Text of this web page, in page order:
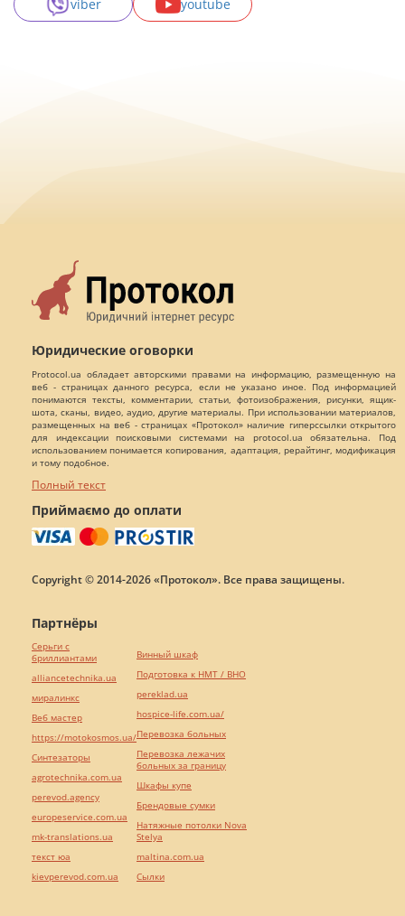
viber
youtube
Юридические оговорки
Protocol.ua обладает авторскими правами на информацию, размещенную на
веб - страницах данного ресурса, если не указано иное. Под информацией
понимаются тексты, комментарии, статьи, фотоизображения, рисунки, ящик-
шота, сканы, видео, аудио, другие материалы. При использовании материалов,
размещенных на веб - страницах «Протокол» наличие гиперссылки открытого
для индексации поисковыми системами на protocol.ua обязательна. Под
использованием понимается копирования, адаптация, рерайтинг, модификация
и тому подобное.
Полный текст
Приймаємо до оплати
Copyright © 2014-2026 «Протокол». Все права защищены.
Партнёры
Серьги с
бриллиантами
alliancetechnika.ua
миралинкс
Веб мастер
https://motokosmos.ua/
Синтезаторы
agrotechnika.com.ua
perevod.agency
europeservice.com.ua
mk-translations.ua
текст юа
kievperevod.com.ua
Винный шкаф
Подготовка к НМТ / ВНО
pereklad.ua
hospice-life.com.ua/
Перевозка больных
Перевозка лежачих
больных за границу
Шкафы купе
Брендовые сумки
Натяжные потолки Nova
Stelya
maltina.com.ua
Cылки